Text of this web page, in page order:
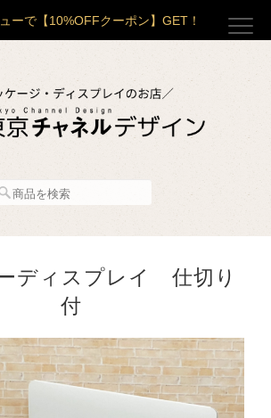
ーで【10%OFFクーポン】GET！
ディスプレイ 仕切り
付